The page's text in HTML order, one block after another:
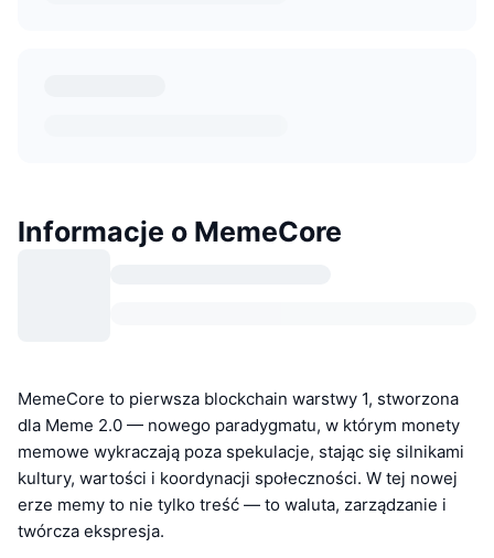
Informacje o MemeCore
MemeCore to pierwsza blockchain warstwy 1, stworzona
dla Meme 2.0 — nowego paradygmatu, w którym monety
memowe wykraczają poza spekulacje, stając się silnikami
kultury, wartości i koordynacji społeczności. W tej nowej
erze memy to nie tylko treść — to waluta, zarządzanie i
twórcza ekspresja.